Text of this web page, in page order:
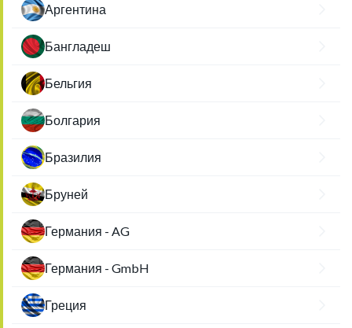
Аргентина
Бангладеш
Бельгия
Болгария
Бразилия
Бруней
Германия - AG
Германия - GmbH
Греция